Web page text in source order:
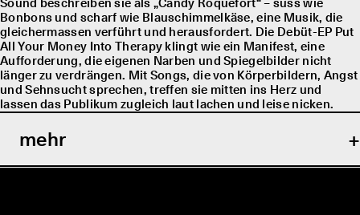
Sound beschreiben sie als „Candy Roquefort“ – süss wie
Bonbons und scharf wie Blauschimmelkäse, eine Musik, die
gleichermassen verführt und herausfordert. Die Debüt-EP Put
All Your Money Into Therapy klingt wie ein Manifest, eine
Aufforderung, die eigenen Narben und Spiegelbilder nicht
länger zu verdrängen. Mit Songs, die von Körperbildern, Angst
und Sehnsucht sprechen, treffen sie mitten ins Herz und
lassen das Publikum zugleich laut lachen und leise nicken.
mehr